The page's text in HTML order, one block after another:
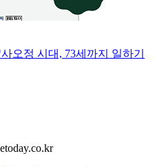
오정 시대, 73세까지 일하기